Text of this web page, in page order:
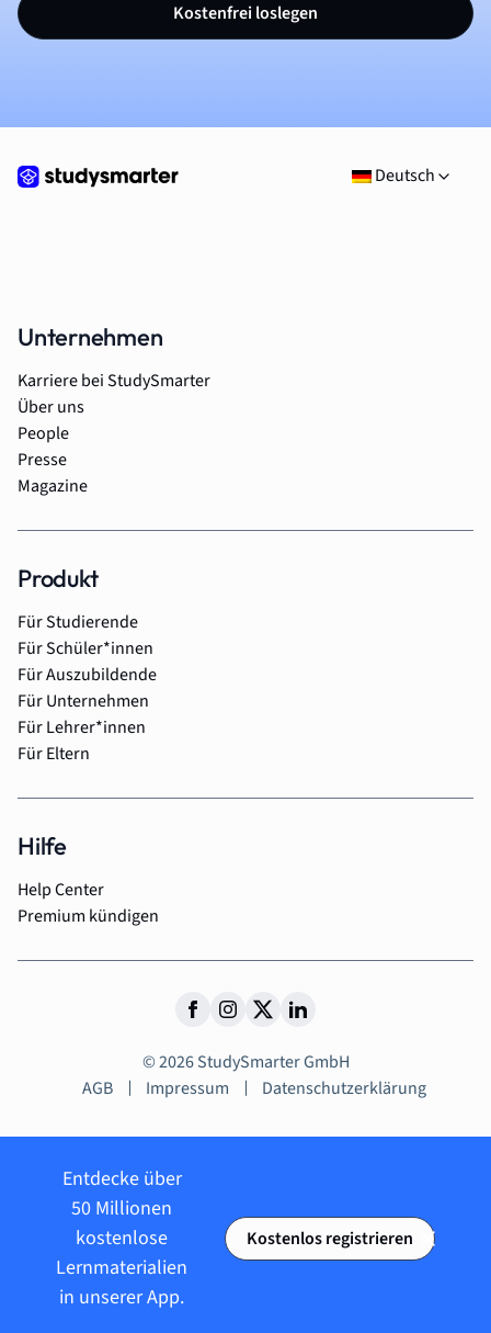
Kostenfrei loslegen
Deutsch
Unternehmen
Karriere bei StudySmarter
Über uns
People
Presse
Magazine
Produkt
Für Studierende
Für Schüler*innen
Für Auszubildende
Für Unternehmen
Für Lehrer*innen
Für Eltern
Hilfe
Help Center
Premium kündigen
© 2026 StudySmarter GmbH
AGB
Impressum Datenschutzerklärung
Entdecke über
50 Millionen
kostenlose
Lernmaterialien
in unserer App.
Kostenlos registrieren